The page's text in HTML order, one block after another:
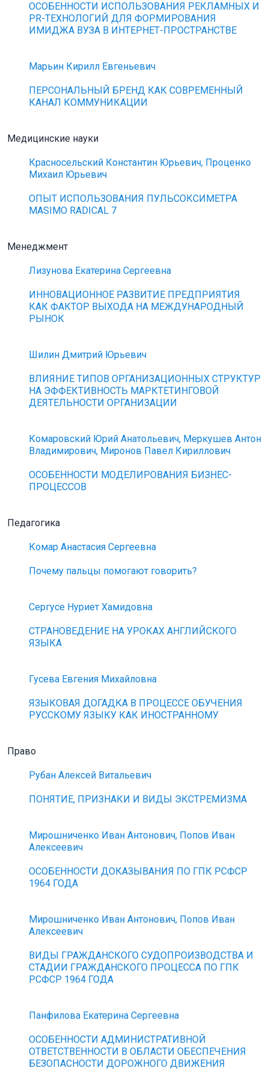
ОСОБЕННОСТИ ИСПОЛЬЗОВАНИЯ РЕКЛАМНЫХ И
PR-ТЕХНОЛОГИЙ ДЛЯ ФОРМИРОВАНИЯ
ИМИДЖА ВУЗА В ИНТЕРНЕТ-ПРОСТРАНСТВЕ
Марьин Кирилл Евгеньевич
ПЕРСОНАЛЬНЫЙ БРЕНД КАК СОВРЕМЕННЫЙ
КАНАЛ КОММУНИКАЦИИ
Медицинские науки
Красносельский Константин Юрьевич, Проценко
Михаил Юрьевич
ОПЫТ ИСПОЛЬЗОВАНИЯ ПУЛЬСОКСИМЕТРА
MASIMO RADICAL 7
Менеджмент
Лизунова Екатерина Сергеевна
ИННОВАЦИОННОЕ РАЗВИТИЕ ПРЕДПРИЯТИЯ
КАК ФАКТОР ВЫХОДА НА МЕЖДУНАРОДНЫЙ
РЫНОК
Шилин Дмитрий Юрьевич
ВЛИЯНИЕ ТИПОВ ОРГАНИЗАЦИОННЫХ СТРУКТУР
НА ЭФФЕКТИВНОСТЬ МАРКТЕТИНГОВОЙ
ДЕЯТЕЛЬНОСТИ ОРГАНИЗАЦИИ
Комаровский Юрий Анатольевич, Меркушев Антон
Владимирович, Миронов Павел Кириллович
ОСОБЕННОСТИ МОДЕЛИРОВАНИЯ БИЗНЕС-
ПРОЦЕССОВ
Педагогика
Комар Анастасия Сергеевна
Почему пальцы помогают говорить?
Сергусе Нуриет Хамидовна
СТРАНОВЕДЕНИЕ НА УРОКАХ АНГЛИЙСКОГО
ЯЗЫКА
Гусева Евгения Михайловна
ЯЗЫКОВАЯ ДОГАДКА В ПРОЦЕССЕ ОБУЧЕНИЯ
РУССКОМУ ЯЗЫКУ КАК ИНОСТРАННОМУ
Право
Рубан Алексей Витальевич
ПОНЯТИЕ, ПРИЗНАКИ И ВИДЫ ЭКСТРЕМИЗМА
Мирошниченко Иван Антонович, Попов Иван
Алексеевич
ОСОБЕННОСТИ ДОКАЗЫВАНИЯ ПО ГПК РСФСР
1964 ГОДА
Мирошниченко Иван Антонович, Попов Иван
Алексеевич
ВИДЫ ГРАЖДАНСКОГО СУДОПРОИЗВОДСТВА И
СТАДИИ ГРАЖДАНСКОГО ПРОЦЕССА ПО ГПК
РСФСР 1964 ГОДА
Панфилова Екатерина Сергеевна
ОСОБЕННОСТИ АДМИНИСТРАТИВНОЙ
ОТВЕТСТВЕННОСТИ В ОБЛАСТИ ОБЕСПЕЧЕНИЯ
БЕЗОПАСНОСТИ ДОРОЖНОГО ДВИЖЕНИЯ